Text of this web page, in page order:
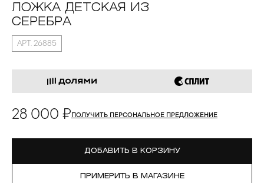
ЛОЖКА ДЕТСКАЯ ИЗ
СЕРЕБРА
АРТ. 26885
28 000 ₽ ПОЛУЧИТЬ ПЕРСОНАЛЬНОЕ ПРЕДЛОЖЕНИЕ
ДОБАВИТЬ В КОРЗИНУ
ПРИМЕРИТЬ В МАГАЗИНЕ